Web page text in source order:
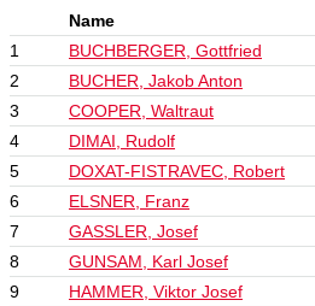
Name
1
BUCHBERGER, Gottfried
2
BUCHER, Jakob Anton
3
COOPER, Waltraut
4
DIMAI, Rudolf
5
DOXAT-FISTRAVEC, Robert
6
ELSNER, Franz
7
GASSLER, Josef
8
GUNSAM, Karl Josef
9
HAMMER, Viktor Josef